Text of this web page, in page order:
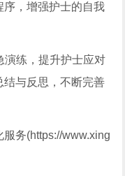
序，增强护士的自我
演练，提升护士应对
结与反思，不断完善
务(https://www.xing